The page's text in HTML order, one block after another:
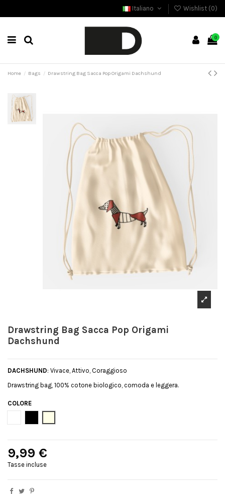
Italiano Wishlist (0)
0
Home Bags Drawstring Bag Sacca Pop Origami Dachshund
Drawstring Bag Sacca Pop Origami
Dachshund
DACHSHUND: Vivace, Attivo, Coraggioso
Drawstring bag, 100% cotone biologico, comoda e leggera.
COLORE
9,99 €
Tasse incluse